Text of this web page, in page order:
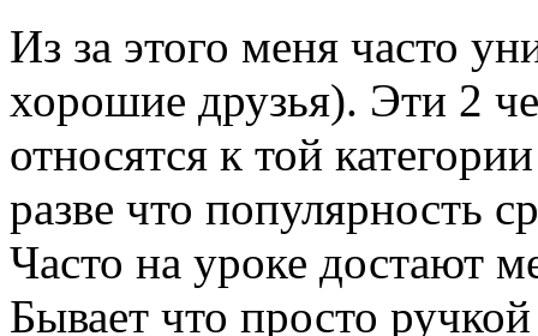
Из за этого меня часто
хорошие друзья). Эти 2
относятся к той
разве что популярность
Часто на уроке достают
Бывает что просто